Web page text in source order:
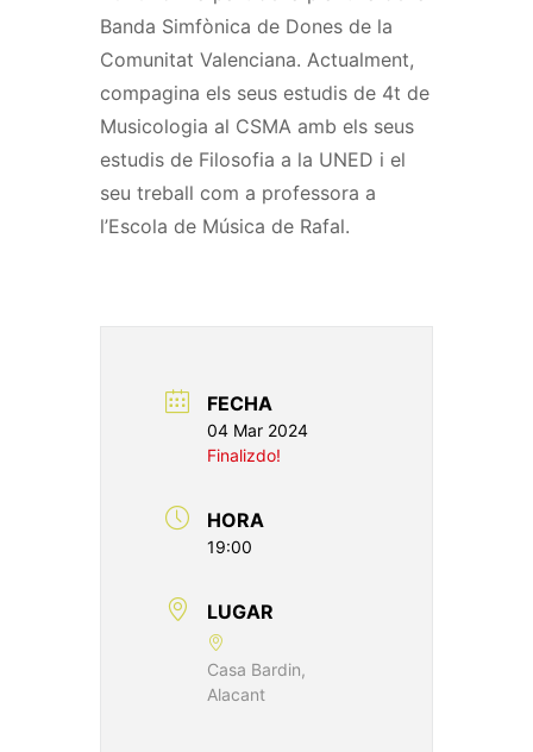
Banda Simfònica de Dones de la
Comunitat Valenciana. Actualment,
compagina els seus estudis de 4t de
Musicologia al CSMA amb els seus
estudis de Filosofia a la UNED i el
seu treball com a professora a
l’Escola de Música de Rafal.
FECHA
04 Mar 2024
Finalizdo!
HORA
19:00
LUGAR
Casa Bardin,
Alacant